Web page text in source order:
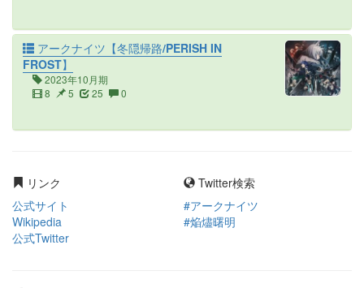
アークナイツ【冬隠帰路/PERISH IN
FROST】
2023年10月期
8
5 25 0
リンク
公式サイト
Wikipedia
公式Twitter
Twitter検索
#アークナイツ
#焔燼曙明